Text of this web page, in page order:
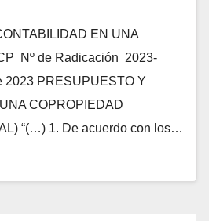
EN UNA
Nº de Radicación 2023-
2023 PRESUPUESTO Y
COPROPIEDAD
“(…) 1. De acuerdo con los…